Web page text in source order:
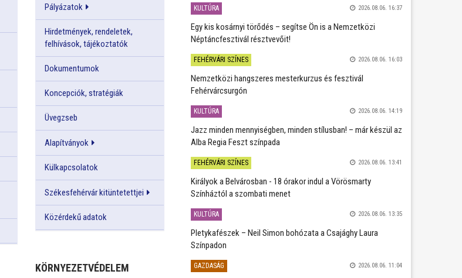
Pályázatok
Hirdetmények, rendeletek,
felhívások, tájékoztatók
Dokumentumok
Koncepciók, stratégiák
Üvegzseb
Alapítványok
Külkapcsolatok
Székesfehérvár kitüntetettjei
Közérdekű adatok
KÖRNYEZETVÉDELEM
KULTÚRA 2026.08.06. 16:37
Egy kis kosárnyi törődés – segítse Ön is a Nemzetközi
Néptáncfesztivál résztvevőit!
FEHÉRVÁRI SZÍNES 2026.08.06. 16:03
Nemzetközi hangszeres mesterkurzus és fesztivál
Fehérvárcsurgón
KULTÚRA 2026.08.06. 14:19
Jazz minden mennyiségben, minden stílusban! – már készül az
Alba Regia Feszt színpada
FEHÉRVÁRI SZÍNES 2026.08.06. 13:41
Királyok a Belvárosban - 18 órakor indul a Vörösmarty
Színháztól a szombati menet
KULTÚRA 2026.08.06. 13:35
Pletykafészek – Neil Simon bohózata a Csajághy Laura
Színpadon
GAZDASÁG 2026.08.06. 11:04